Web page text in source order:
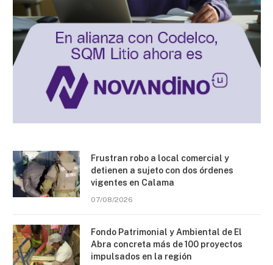
Frustran robo a local comercial y
detienen a sujeto con dos órdenes
vigentes en Calama
07/08/2026
Fondo Patrimonial y Ambiental de El
Abra concreta más de 100 proyectos
impulsados en la región